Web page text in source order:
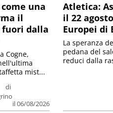
una
il
fuori dalla
di
il 06/08/2026
Cogne,
mist...
Atletica:
il 22
Europei di
La speranza
pedana del
reduci dalla